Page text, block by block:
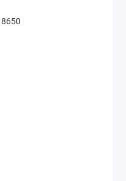
OLED
от фирмы Sytong
с разрешением